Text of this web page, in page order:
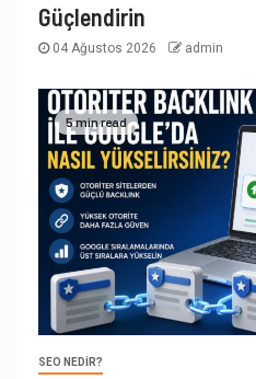
Güçlendirin
04 Ağustos 2026 admin
5 min read
SEO NEDIR?